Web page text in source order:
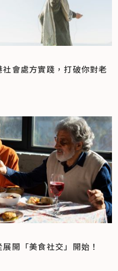
會處方實踐，打破你對老
開「美食社交」開始！